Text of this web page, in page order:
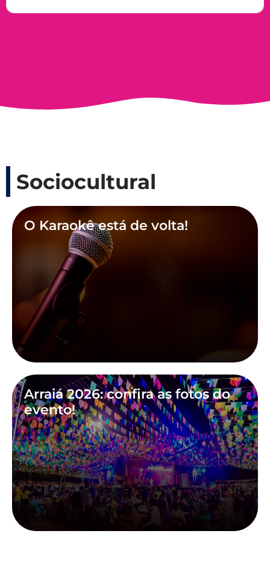
Sociocultural
O Karaokê está de volta!
Arraiá 2026: confira as fotos do
evento!